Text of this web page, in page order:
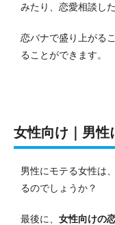
みたり、恋愛相談し
恋バナで盛り上がる
ることができます。
女性向け｜男性
男性にモテる女性は
るのでしょうか？
最後に、 女性向けの